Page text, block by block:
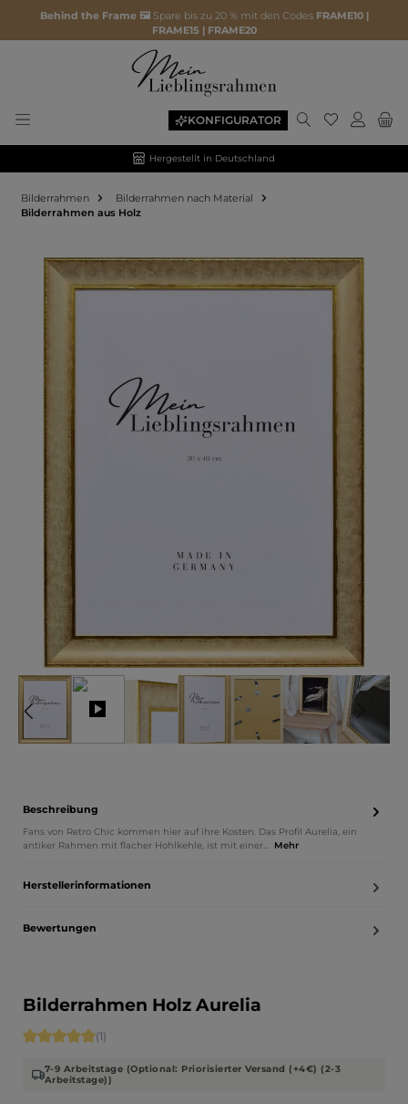
Behind the Frame 🖼️ Spare bis zu 20 % mit den Codes FRAME10 |
FRAME15 | FRAME20
KONFIGURATOR
Hergestellt in Deutschland
Bilderrahmen
Bilderrahmen nach Material
Bilderrahmen aus Holz
Bildergalerie überspringen
Beschreibung
Fans von Retro Chic kommen hier auf ihre Kosten. Das Profil Aurelia, ein
antiker Rahmen mit flacher Hohlkehle, ist mit einer… Mehr
Herstellerinformationen
Bewertungen
Bilderrahmen Holz Aurelia
Durchschnittliche Bewertung von 5 von 5 Sternen
(1)
7-9 Arbeitstage (Optional: Priorisierter Versand (+4€) (2-3
Arbeitstage))